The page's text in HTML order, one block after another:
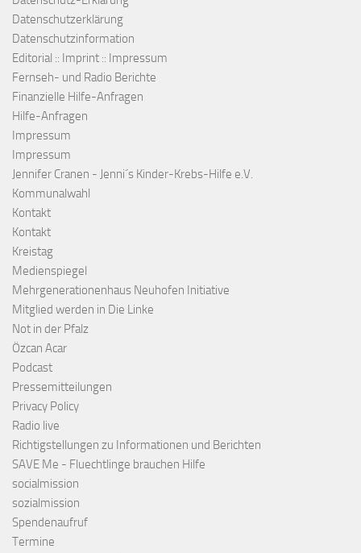
Datenschutzerklärung
Datenschutzinformation
Editorial :: Imprint :: Impressum
Fernseh- und Radio Berichte
Finanzielle Hilfe-Anfragen
Hilfe-Anfragen
Impressum
Impressum
Jennifer Cranen - Jenni´s Kinder-Krebs-Hilfe e.V.
Kommunalwahl
Kontakt
Kontakt
Kreistag
Medienspiegel
Mehrgenerationenhaus Neuhofen Initiative
Mitglied werden in Die Linke
Not in der Pfalz
Özcan Acar
Podcast
Pressemitteilungen
Privacy Policy
Radio live
Richtigstellungen zu Informationen und Berichten
SAVE Me - Fluechtlinge brauchen Hilfe
socialmission
sozialmission
Spendenaufruf
Termine